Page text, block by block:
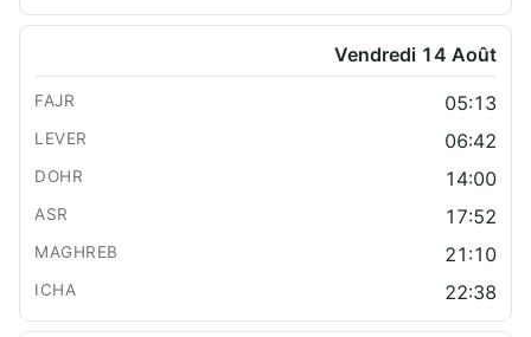
Vendredi 14 Août
05:13
06:42
14:00
17:52
21:10
22:38